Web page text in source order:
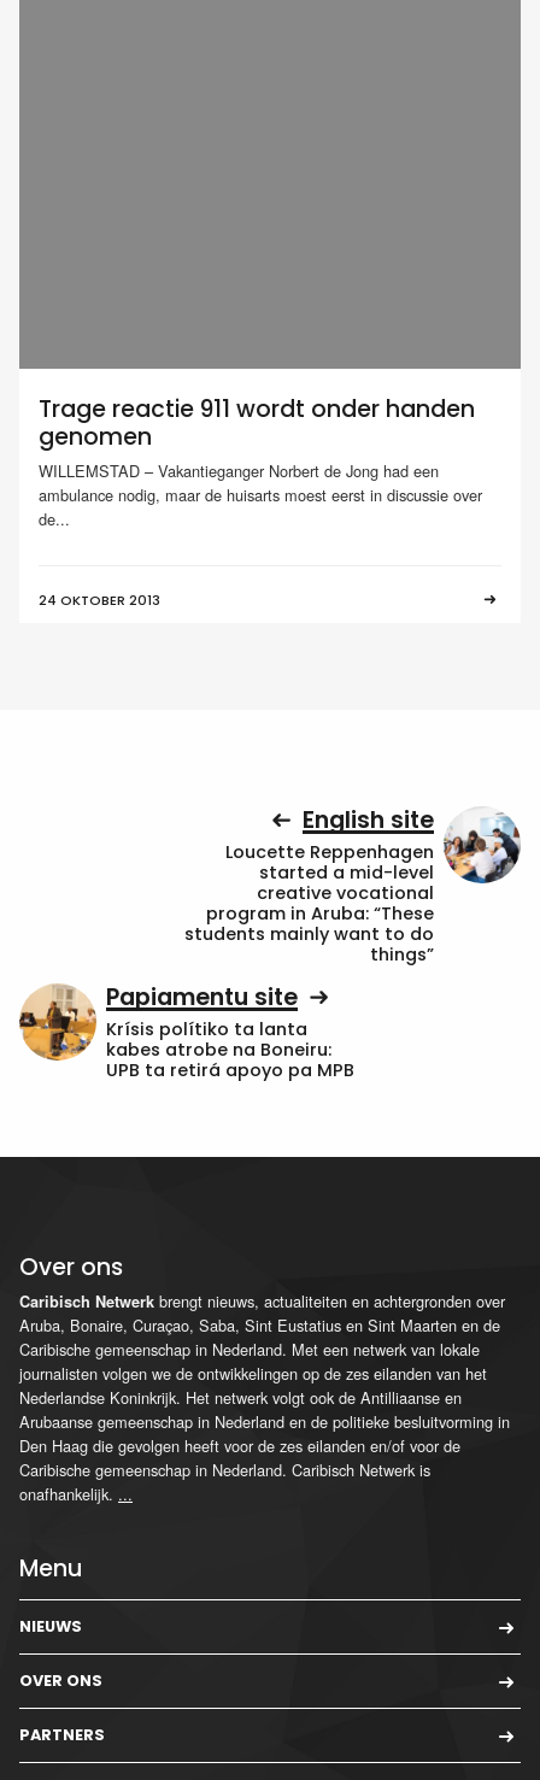
Trage reactie 911 wordt onder handen
genomen
WILLEMSTAD – Vakantieganger Norbert de Jong had een
ambulance nodig, maar de huisarts moest eerst in discussie over
de...
24 OKTOBER 2013
English site
Loucette Reppenhagen
started a mid-level
creative vocational
program in Aruba: “These
students mainly want to do
things”
Papiamentu site
Krísis polítiko ta lanta
kabes atrobe na Boneiru:
UPB ta retirá apoyo pa MPB
Over ons
Caribisch Netwerk brengt nieuws, actualiteiten en achtergronden over
Aruba, Bonaire, Curaçao, Saba, Sint Eustatius en Sint Maarten en de
Caribische gemeenschap in Nederland. Met een netwerk van lokale
journalisten volgen we de ontwikkelingen op de zes eilanden van het
Nederlandse Koninkrijk. Het netwerk volgt ook de Antilliaanse en
Arubaanse gemeenschap in Nederland en de politieke besluitvorming in
Den Haag die gevolgen heeft voor de zes eilanden en/of voor de
Caribische gemeenschap in Nederland. Caribisch Netwerk is
onafhankelijk. ...
Menu
NIEUWS
OVER ONS
PARTNERS